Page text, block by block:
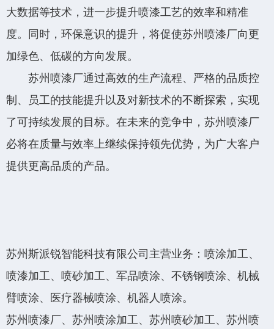
大数据等技术，进一步提升喷漆工艺的效率和精准
度。同时，环保意识的提升，将促使苏州喷漆厂向更
加绿色、低碳的方向发展。
苏州喷漆厂通过高效的生产流程、严格的品质控
制、员工的技能提升以及对新技术的不断探索，实现
了可持续发展的目标。在未来的竞争中，苏州喷漆厂
必将在质量与效率上继续保持领先优势，为广大客户
提供更高品质的产品。
苏州斯派锐智能科技有限公司主营业务：喷涂加工、
喷漆加工、喷砂加工、军品喷涂、不锈钢喷涂、机械
臂喷涂、医疗器械喷涂、机器人喷涂。
苏州喷漆厂、苏州喷涂加工、苏州喷砂加工、苏州喷